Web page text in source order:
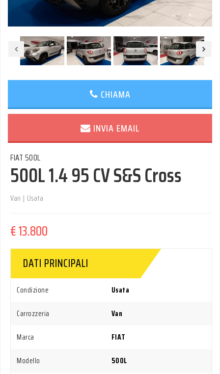
CHIAMA
INVIA EMAIL
FIAT 500L
500L 1.4 95 CV S&S Cross
Van | Usata
€ 13.800
DATI PRINCIPALI
Condizione
Usata
Carrozzeria
Van
Marca
FIAT
Modello
500L